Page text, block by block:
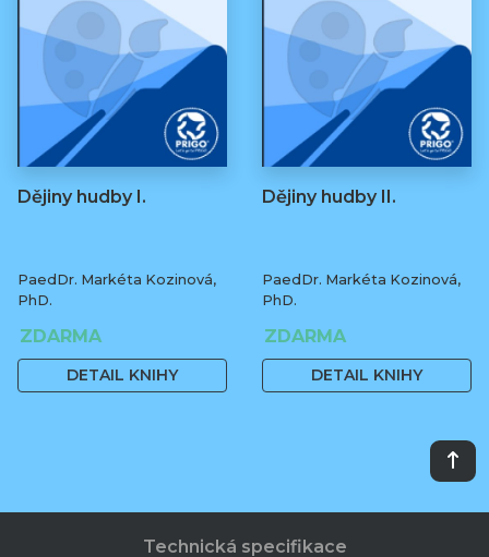
Dějiny hudby I.
PaedDr. Markéta Kozinová,
PhD.
ZDARMA
DETAIL KNIHY
Dějiny hudby II.
PaedDr. Markéta Kozinová,
PhD.
ZDARMA
DETAIL KNIHY
Technická specifikace